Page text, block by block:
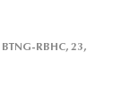
BTNG-RBHC, 23,